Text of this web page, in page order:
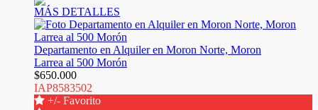
MÁS DETALLES
Departamento en Alquiler en Moron Norte, Moron
Larrea al 500 Morón
$650.000
IAP8583502
+/- Favorito